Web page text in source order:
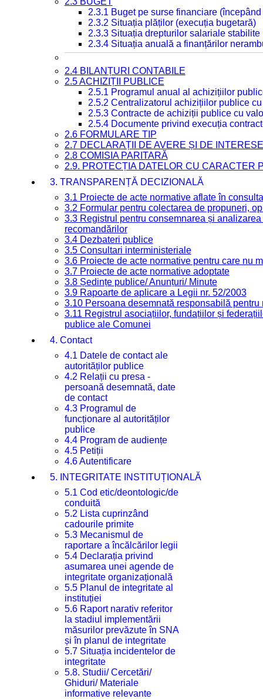
2.3.1 Buget pe surse financiare
2.3.2 Situația plăților (execuția bugetară)
2.3.3 Situația drepturilor salariale
2.3.4 Situația anuală a finanțărilor
2.4 BILANȚURI CONTABILE
2.5 ACHIZIȚII PUBLICE
2.5.1 Programul anual al achizițiilor
2.5.2 Centralizatorul achizițiilor publice
2.5.3 Contracte de achiziții publice cu
2.5.4 Documente privind execuția
2.6 FORMULARE TIP
2.7 DECLARAȚII DE AVERE ȘI DE INTERESE
2.8 COMISIA PARITARĂ
2.9. PROTECȚIA DATELOR CU CARACTER
3. TRANSPARENȚĂ DECIZIONALĂ
3.1 Proiecte de acte normative aflate în
3.2 Formular pentru colectarea de propuneri,
3.3 Registrul pentru consemnarea și
recomandărilor
3.4 Dezbateri publice
3.5 Consultari interministeriale
3.6 Proiecte de acte normative pentru care nu
3.7 Proiecte de acte normative adoptate
3.8 Ședințe publice/ Anunțuri/ Minute
3.9 Rapoarte de aplicare a Legii nr. 52/2003
3.10 Persoana desemnată responsabilă
3.11 Registrul asociațiilor, fundațiilor și
publice ale Comunei
4. Contact
4.1 Datele de contact ale
autorităților publice
4.2 Relații cu presa -
persoană desemnată, date
de contact
4.3 Programul de
funcționare al autorităților
publice
4.4 Program de audiențe
4.5 Petiții
4.6 Autentificare
5. INTEGRITATE INSTITUȚIONALĂ
5.1 Cod etic/deontologic/de
conduită
5.2 Lista cuprinzând
cadourile primite
5.3 Mecanismul de
raportare a încălcărilor legii
5.4 Declarația privind
asumarea unei agende de
integritate organizațională
5.5 Planul de integritate al
instituției
5.6 Raport narativ referitor
la stadiul implementării
măsurilor prevăzute în SNA
și în planul de integritate
5.7 Situația incidentelor de
integritate
5.8. Studii/ Cercetări/
Ghiduri/ Materiale
informative relevante